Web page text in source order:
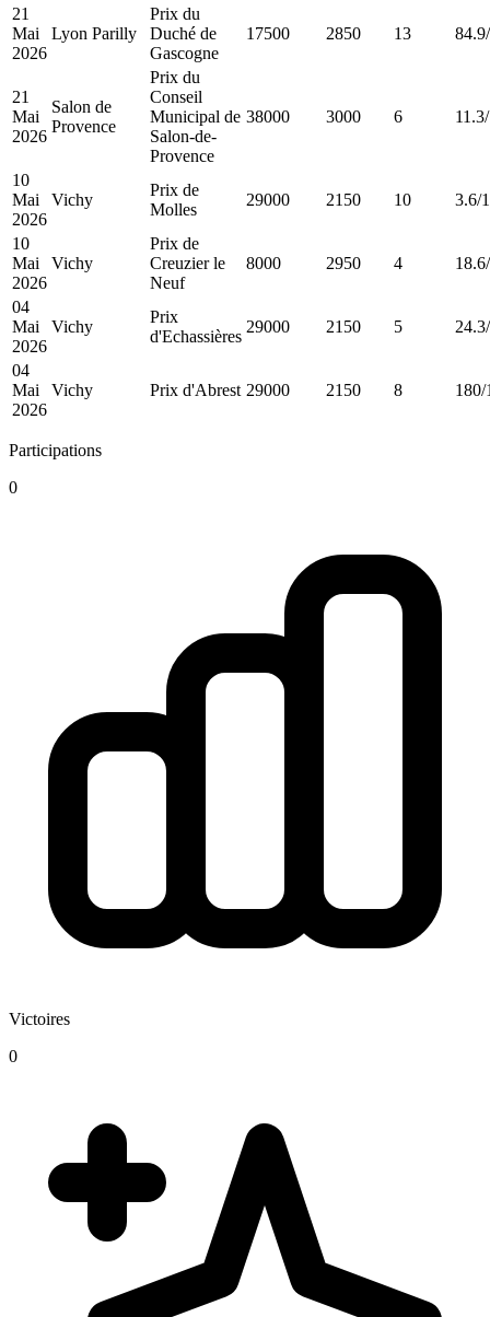
21
Mai
2026
Lyon Parilly
Prix du
Duché de
Gascogne
17500 2850 13
21
Mai
2026
Salon de
Provence
Prix du
Conseil
Municipal de
Salon-de-
Provence
38000 3000 6
10
Mai
2026
Vichy
Prix de
Molles
29000 2150 10 3.6/1
10
Mai
2026
Vichy
Prix de
Creuzier le
Neuf
8000 2950 4
04
Mai
2026
Vichy
Prix
d'Echassières
29000 2150 5
04
Mai
2026
Vichy Prix d'Abrest 29000 2150 8 180/
Participations
0
Victoires
0